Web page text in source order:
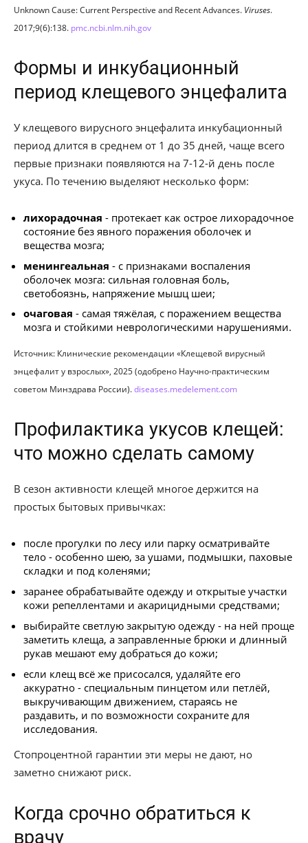
Unknown Cause: Current Perspective and Recent Advances. Viruses.
2017;9(6):138. pmc.ncbi.nlm.nih.gov
Формы и инкубационный
период клещевого энцефалита
У клещевого вирусного энцефалита инкубационный
период длится в среднем от 1 до 35 дней, чаще всего
первые признаки появляются на 7-12-й день после
укуса. По течению выделяют несколько форм:
лихорадочная - протекает как острое лихорадочное
состояние без явного поражения оболочек и
вещества мозга;
менингеальная - с признаками воспаления
оболочек мозга: сильная головная боль,
светобоязнь, напряжение мышц шеи;
очаговая - самая тяжёлая, с поражением вещества
мозга и стойкими неврологическими нарушениями.
Источник: Клинические рекомендации «Клещевой вирусный
энцефалит у взрослых», 2025 (одобрено Научно-практическим
советом Минздрава России).diseases.medelement.com
Профилактика укусов клещей:
что можно сделать самому
В сезон активности клещей многое держится на
простых бытовых привычках:
после прогулки по лесу или парку осматривайте
тело - особенно шею, за ушами, подмышки, паховые
складки и под коленями;
заранее обрабатывайте одежду и открытые участки
кожи репеллентами и акарицидными средствами;
выбирайте светлую закрытую одежду - на ней проще
заметить клеща, а заправленные брюки и длинный
рукав мешают ему добраться до кожи;
если клещ всё же присосался, удаляйте его
аккуратно - специальным пинцетом или петлёй,
выкручивающим движением, стараясь не
раздавить, и по возможности сохраните для
исследования.
Стопроцентной гарантии эти меры не дают, но
заметно снижают риск.
Когда срочно обратиться к
врачу